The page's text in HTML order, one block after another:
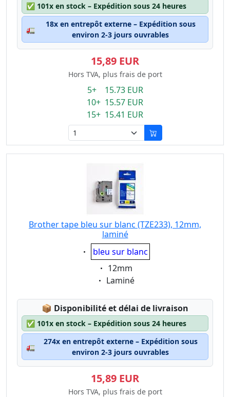
✅ 101x en stock – Expédition sous 24 heures
🚛
18x en entrepôt externe – Expédition sous
environ 2-3 jours ouvrables
15,89 EUR
Hors TVA, plus frais de port
5+ 15.73 EUR
10+ 15.57 EUR
15+ 15.41 EUR
Brother tape bleu sur blanc (TZE233), 12mm,
laminé
Eigenschaft:
bleu sur blanc
Eigenschaft:
12mm
Eigenschaft:
Laminé
📦 Lagerstatus:
Disponibilité et délai de livraison
✅ 101x en stock – Expédition sous 24 heures
🚛
274x en entrepôt externe – Expédition sous
environ 2-3 jours ouvrables
15,89 EUR
Hors TVA, plus frais de port